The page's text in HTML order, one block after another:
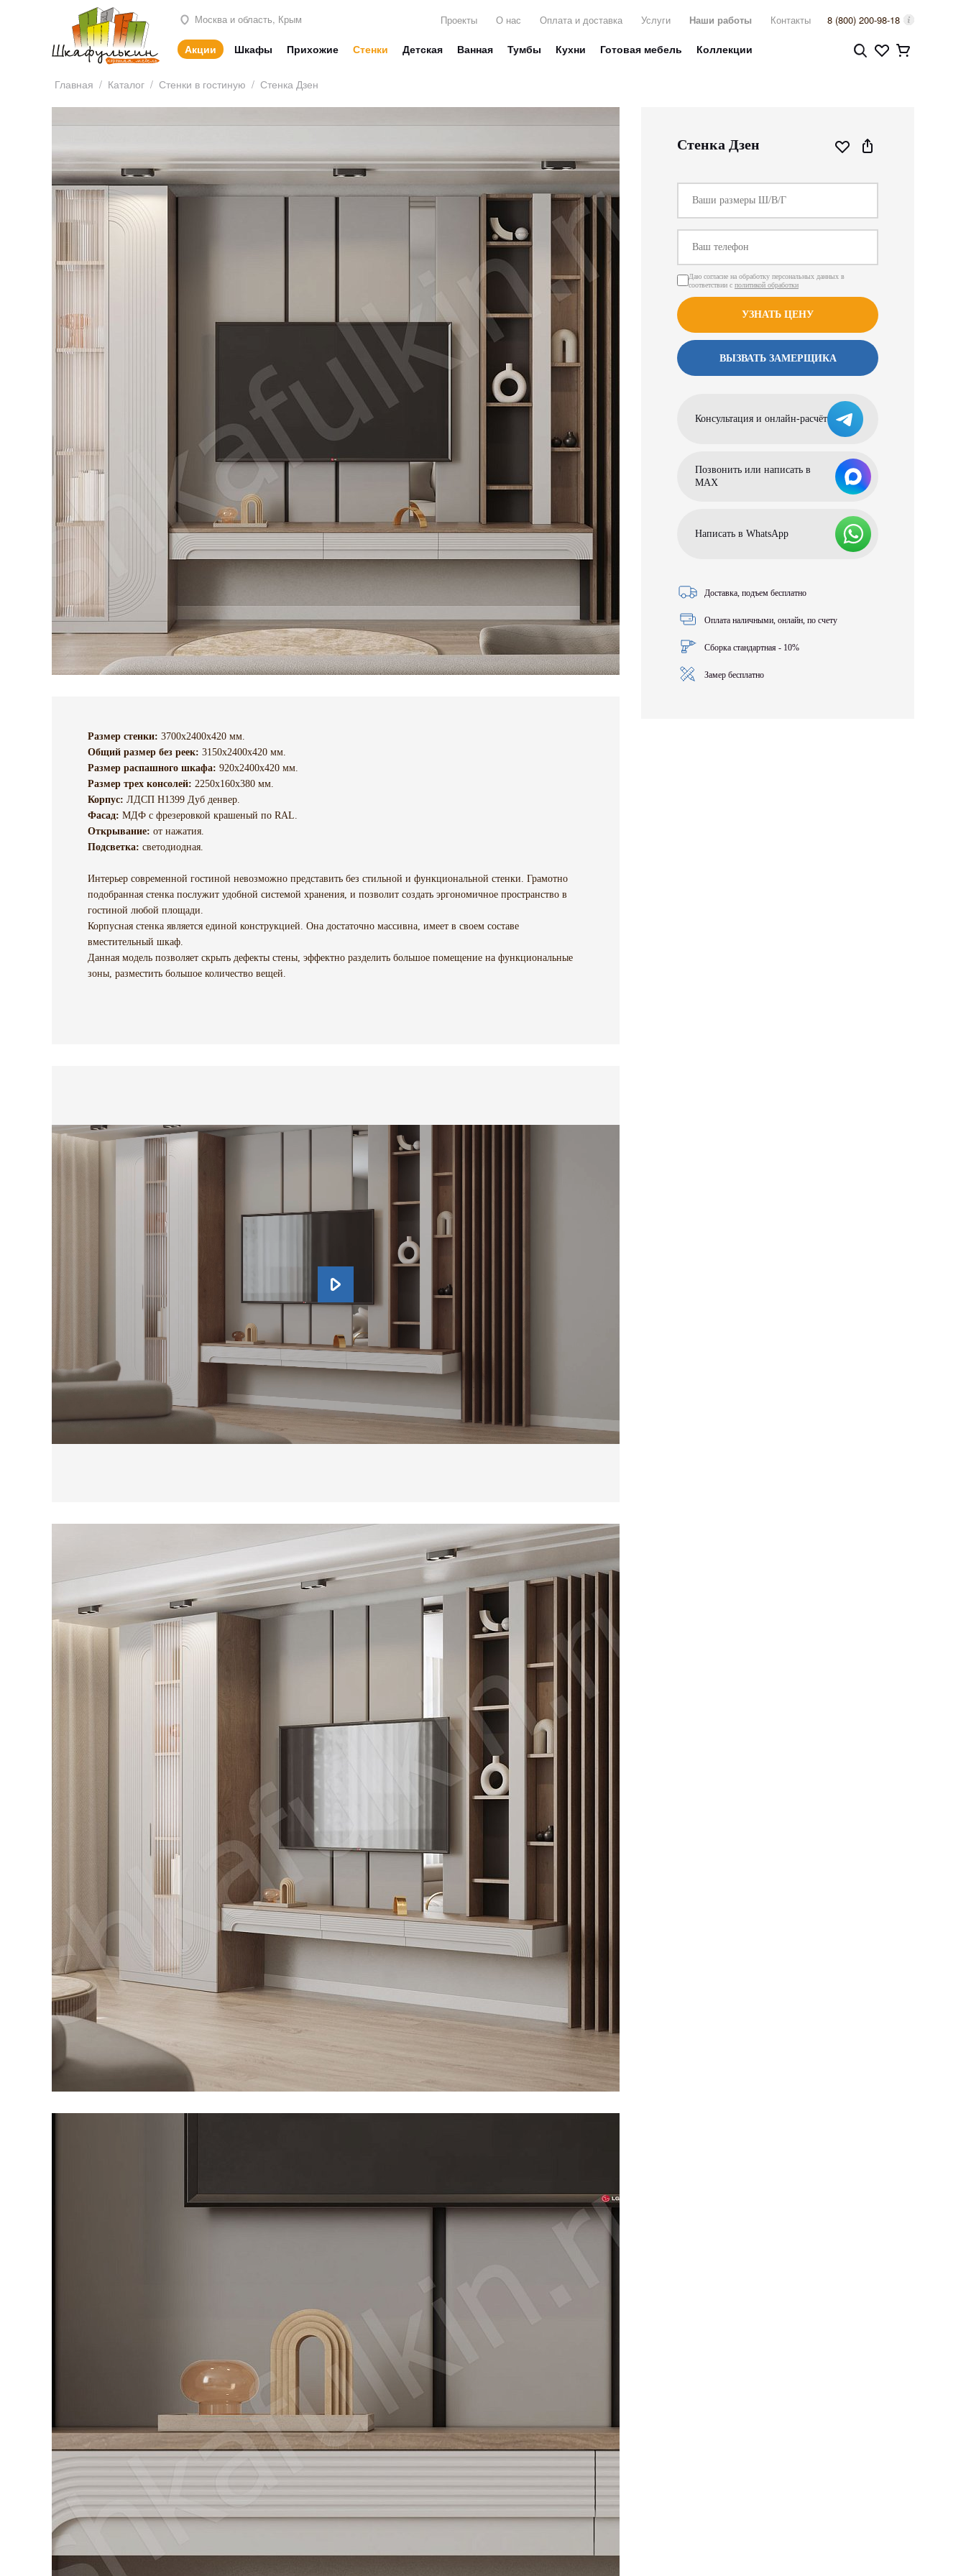
Москва и область, Крым Проекты О нас Оплата и доставка Услуги Наши работы Контакты 8 (800) 200-98-18
Акции Шкафы Прихожие Стенки Детская Ванная Тумбы Кухни Готовая мебель Коллекции
Главная / Каталог / Стенки в гостиную / Стенка Дзен
Размер стенки: 3700x2400x420 мм.
Общий размер без реек: 3150x2400x420 мм.
Размер распашного шкафа: 920x2400x420 мм.
Размер трех консолей: 2250x160x380 мм.
Корпус: ЛДСП H1399 Дуб денвер.
Фасад: МДФ c фрезеровкой крашеный по RAL.
Открывание: от нажатия.
Подсветка: светодиодная.
Интерьер современной гостиной невозможно представить без стильной и функциональной стенки. Грамотно
подобранная стенка послужит удобной системой хранения, и позволит создать эргономичное пространство в
гостиной любой площади.
Корпусная стенка является единой конструкцией. Она достаточно массивна, имеет в своем составе
вместительный шкаф.
Данная модель позволяет скрыть дефекты стены, эффектно разделить большое помещение на функциональные
зоны, разместить большое количество вещей.
Стенка Дзен
Даю согласие на обработку персональных данных в
соответствии с политикой обработки
УЗНАТЬ ЦЕНУ
ВЫЗВАТЬ ЗАМЕРЩИКА
Консультация и онлайн-расчёт
Позвонить или написать в
МАХ
Написать в WhatsApp
Доставка, подъем бесплатно
Оплата наличными, онлайн, по счету
Сборка стандартная - 10%
Замер бесплатно